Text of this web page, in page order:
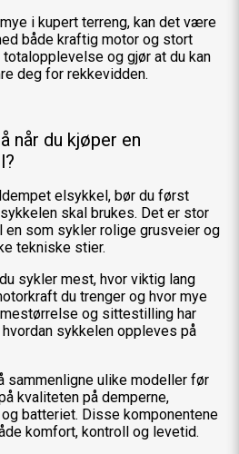
i kupert terreng, kan det være
både kraftig motor og stort
og gjør at du kan
deg for rekkevidden.
når du kjøper en
elsykkel, bør du først
skal brukes. Det er stor
som sykler rolige grusveier og
tekniske stier.
sykler mest, hvor viktig lang
du trenger og hvor mye
og sittestilling har
sykkelen oppleves på
sammenligne ulike modeller før
kvaliteten på demperne,
batteriet. Disse komponentene
komfort, kontroll og levetid.